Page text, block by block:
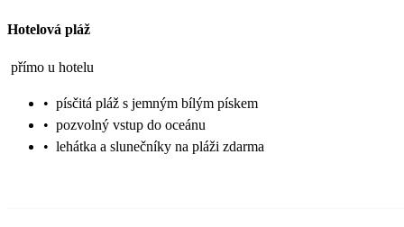
Hotelová pláž
přímo u hotelu
• písčitá pláž s jemným bílým pískem
• pozvolný vstup do oceánu
• lehátka a slunečníky na pláži zdarma